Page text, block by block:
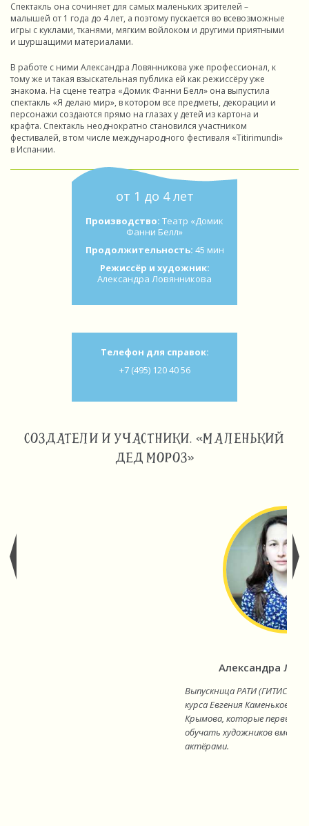
Спектакль она сочиняет для самых маленьких зрителей –
малышей от 1 года до 4 лет, а поэтому пускается во всевозможные
игры с куклами, тканями, мягким войлоком и другими приятными
и шуршащими материалами.
В работе с ними Александра Ловянникова уже профессионал, к
тому же и такая взыскательная публика ей как режиссёру уже
знакома. На сцене театра «Домик Фанни Белл» она выпустила
спектакль «Я делаю мир», в котором все предметы, декорации и
персонажи создаются прямо на глазах у детей из картона и
крафта. Спектакль неоднократно становился участником
фестивалей, в том числе международного фестиваля «Titirimundi»
в Испании.
от 1 до 4 лет
Производство: Театр «Домик
Фанни Белл»
Продолжительность: 45 мин
Режиссёр и художник:
Александра Ловянникова
Телефон для справок:
+7 (495) 120 40 56
СОЗДАТЕЛИ И УЧАСТНИКИ. «МАЛЕНЬКИЙ
ДЕД МОРОЗ»
Александра
Выпускница РАТИ (ГИТИС),
курса Евгения
Крымова, которые первыми
обучать художников вместе
актёрами.